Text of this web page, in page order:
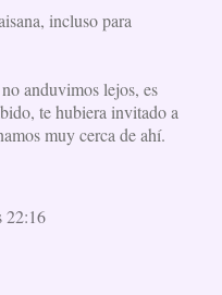
incluso para
anduvimos lejos, es
te hubiera invitado a
muy cerca de ahí.
22:16